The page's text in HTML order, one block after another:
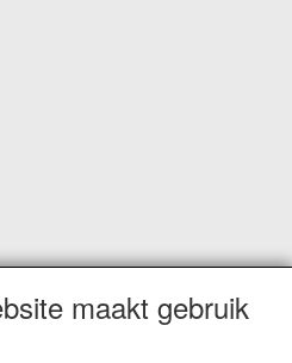
maakt gebruik